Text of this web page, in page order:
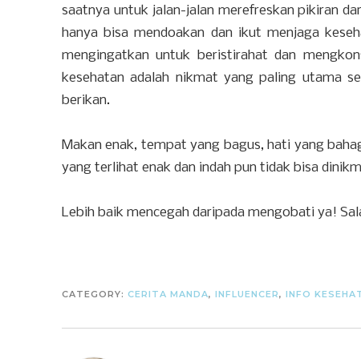
saatnya untuk jalan-jalan merefreskan pikiran
hanya bisa mendoakan dan ikut menjaga
mengingatkan untuk beristirahat dan
kesehatan adalah nikmat yang paling utama
berikan.
Makan enak, tempat yang bagus, hati yang
yang terlihat enak dan indah pun tidak bisa
Lebih baik mencegah daripada mengobati ya!
CATEGORY: CERITA MANDA, INFLUENCER, INFO